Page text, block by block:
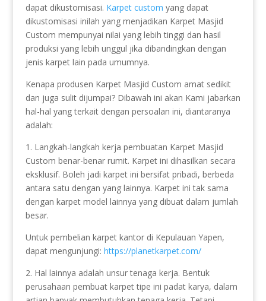
dapat dikustomisasi. Karpet custom yang dapat
dikustomisasi inilah yang menjadikan Karpet Masjid
Custom mempunyai nilai yang lebih tinggi dan hasil
produksi yang lebih unggul jika dibandingkan dengan
jenis karpet lain pada umumnya.
Kenapa produsen Karpet Masjid Custom amat sedikit
dan juga sulit dijumpai? Dibawah ini akan Kami jabarkan
hal-hal yang terkait dengan persoalan ini, diantaranya
adalah:
1. Langkah-langkah kerja pembuatan Karpet Masjid
Custom benar-benar rumit. Karpet ini dihasilkan secara
eksklusif. Boleh jadi karpet ini bersifat pribadi, berbeda
antara satu dengan yang lainnya. Karpet ini tak sama
dengan karpet model lainnya yang dibuat dalam jumlah
besar.
Untuk pembelian karpet kantor di Kepulauan Yapen,
dapat mengunjungi: https://planetkarpet.com/
2. Hal lainnya adalah unsur tenaga kerja. Bentuk
perusahaan pembuat karpet tipe ini padat karya, dalam